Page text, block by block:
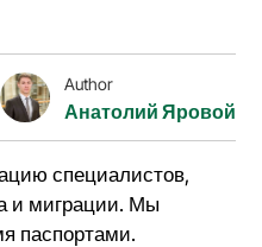
Author
Анатолий Яровой
специалистов,
и миграции. Мы
паспортами.